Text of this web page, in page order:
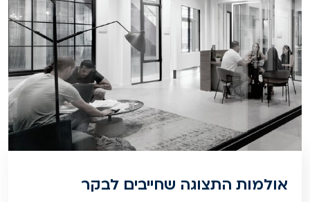
אולמות התצוגה שחייבים לבקר